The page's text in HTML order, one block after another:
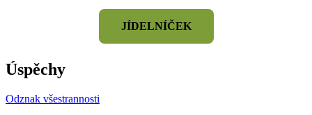
JÍDELNÍČEK
Úspěchy
Odznak všestrannosti